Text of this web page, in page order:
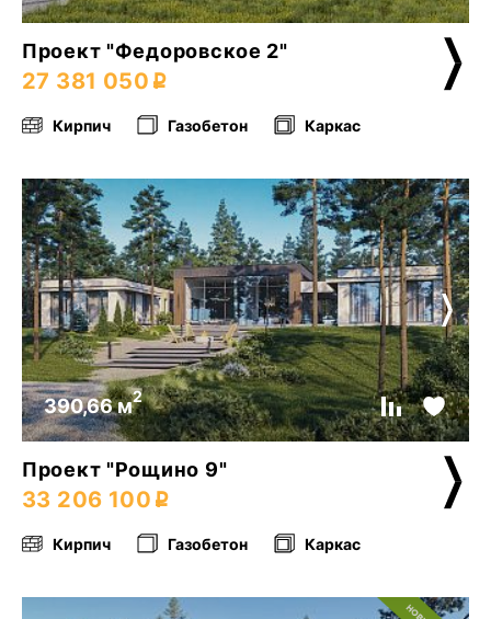
Проект "Федоровское 2"
27 381 050
Кирпич Газобетон Каркас
390,66 м2
Проект "Рощино 9"
33 206 100
Кирпич Газобетон Каркас